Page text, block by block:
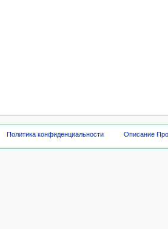
Политика конфиденциальности Описание